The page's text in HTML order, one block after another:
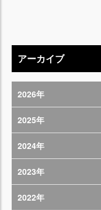
アーカイブ
2026年
2025年
2024年
2023年
2022年